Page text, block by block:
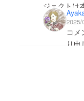
ジェクトは
らしいです
言うと、あ
デアにとて
2025/
コメ
り申